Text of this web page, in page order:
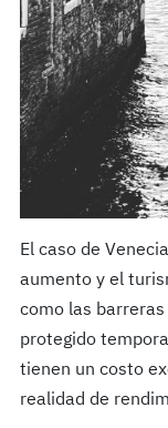
El caso de
aumento y el
como las barreras
protegido
tienen un costo
realidad de